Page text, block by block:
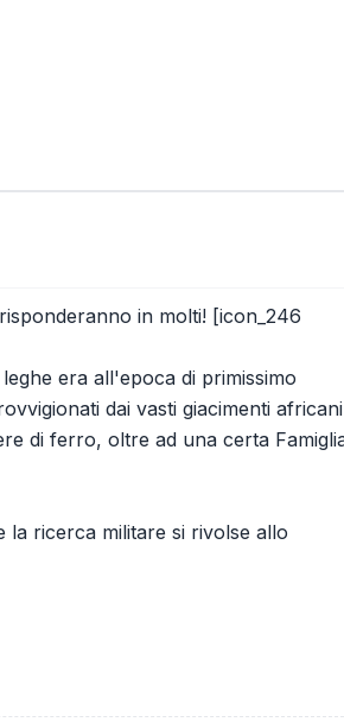
in molti! [icon_246
era all'epoca di primissimo
dai vasti giacimenti africani
di ferro, oltre ad una certa
ricerca militare si rivolse allo